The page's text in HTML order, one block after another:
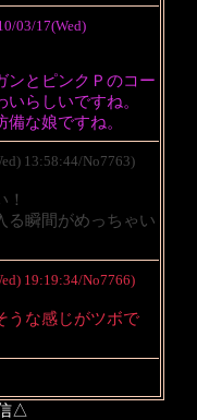
03/17(Wed)
ンとピンクＰのコー
らしいですね。
な娘ですね。
13:58:44/No7763)
る瞬間がめっちゃい
19:19:34/No7766)
うな感じがツボで
△